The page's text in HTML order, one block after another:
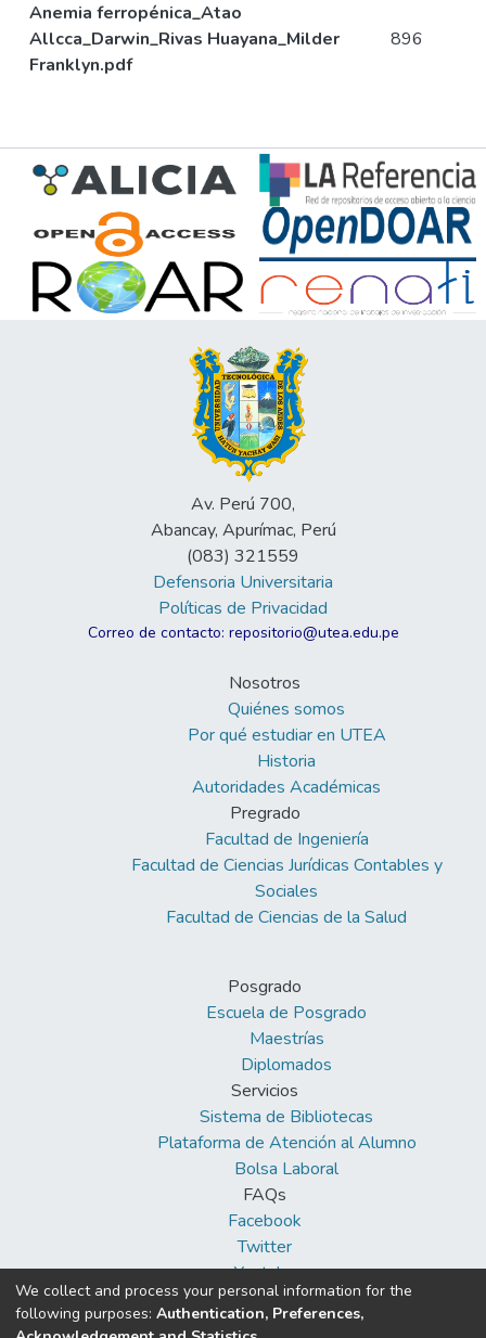
Anemia ferropénica_Atao
Allcca_Darwin_Rivas Huayana_Milder
Franklyn.pdf
896
Av. Perú 700,
Abancay, Apurímac, Perú
(083) 321559
Defensoria Universitaria
Políticas de Privacidad
Correo de contacto: repositorio@utea.edu.pe
Nosotros
Quiénes somos
Por qué estudiar en UTEA
Historia
Autoridades Académicas
Pregrado
Facultad de Ingeniería
Facultad de Ciencias Jurídicas Contables y
Sociales
Facultad de Ciencias de la Salud
Posgrado
Escuela de Posgrado
Maestrías
Diplomados
Servicios
Sistema de Bibliotecas
Plataforma de Atención al Alumno
Bolsa Laboral
FAQs
Facebook
Twitter
Youtube
We collect and process your personal information for the
following purposes: Authentication, Preferences,